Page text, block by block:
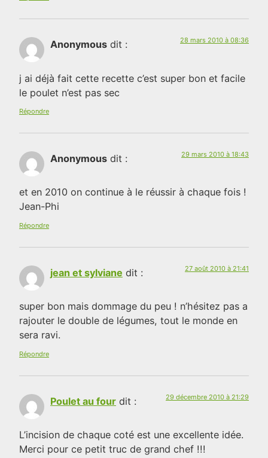
Anonymous dit : 28 mars 2010 à 08:36
j ai déjà fait cette recette c’est super bon et facile
le poulet n’est pas sec
Répondre
Anonymous dit : 29 mars 2010 à 18:43
et en 2010 on continue à le réussir à chaque fois !
Jean-Phi
Répondre
jean et sylviane dit : 27 août 2010 à 21:41
super bon mais dommage du peu ! n’hésitez pas a
rajouter le double de légumes, tout le monde en
sera ravi.
Répondre
Poulet au four dit : 29 décembre 2010 à 21:29
L’incision de chaque coté est une excellente idée.
Merci pour ce petit truc de grand chef !!!